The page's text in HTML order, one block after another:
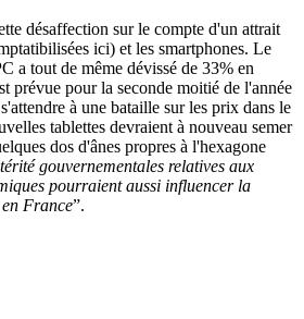
désaffection sur le compte d'un attrait
ici) et les smartphones. Le
a tout de même dévissé de 33% en
prévue pour la seconde moitié de l'année
à une bataille sur les prix dans le
tablettes devraient à nouveau semer
dos d'ânes propres à l'hexagone
gouvernementales relatives aux
pourraient aussi influencer la
en France”.